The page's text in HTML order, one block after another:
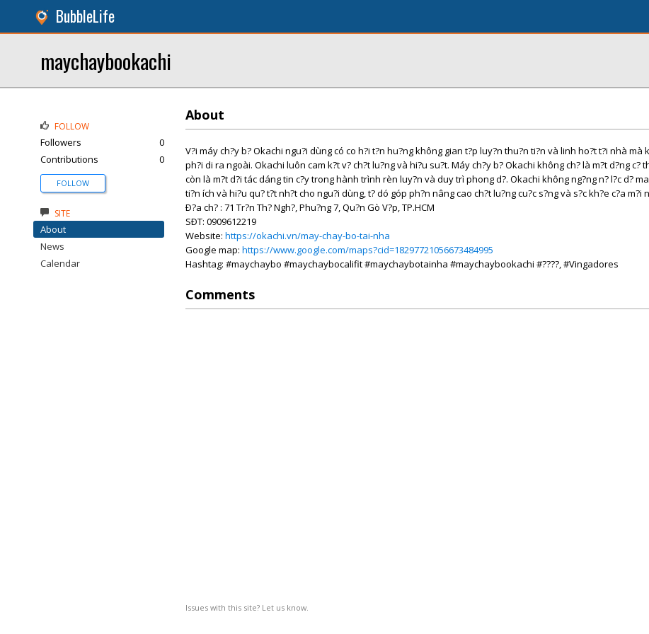
BubbleLife
maychaybookachi
About
V?i máy ch?y b? Okachi ngu?i dùng có co h?i t?n hu?ng không gian t?p luy?n thu?n ti?n và linh ho?t t?i nhà mà
ph?i di ra ngoài. Okachi luôn cam k?t v? ch?t lu?ng và hi?u su?t. Máy ch?y b? Okachi không ch? là m?t d?ng c?
còn là m?t d?i tác dáng tin c?y trong hành trình rèn luy?n và duy trì phong d?. Okachi không ng?ng n? l?c d?
ti?n ích và hi?u qu? t?t nh?t cho ngu?i dùng, t? dó góp ph?n nâng cao ch?t lu?ng cu?c s?ng và s?c kh?e c?a m?i
Ð?a ch? : 71 Tr?n Th? Ngh?, Phu?ng 7, Qu?n Gò V?p, TP.HCM
SÐT: 0909612219
Website: https://okachi.vn/may-chay-bo-tai-nha
Google map: https://www.google.com/maps?cid=18297721056673484995
Hashtag: #maychaybo #maychaybocalifit #maychaybotainha #maychaybookachi #????, #Vingadores
Comments
Issues with this site? Let us know.
FOLLOW
Followers
0
Contributions
0
FOLLOW
SITE
About
News
Calendar